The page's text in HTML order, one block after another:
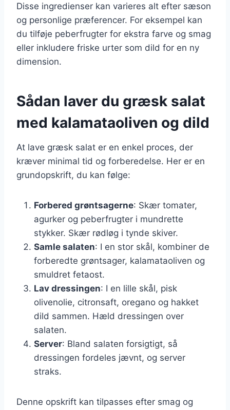
Disse ingredienser kan varieres alt efter sæson
og personlige præferencer. For eksempel kan
du tilføje peberfrugter for ekstra farve og smag
eller inkludere friske urter som dild for en ny
dimension.
Sådan laver du græsk salat
med kalamataoliven og dild
At lave græsk salat er en enkel proces, der
kræver minimal tid og forberedelse. Her er en
grundopskrift, du kan følge:
Forbered grøntsagerne: Skær tomater,
agurker og peberfrugter i mundrette
stykker. Skær rødløg i tynde skiver.
Samle salaten: I en stor skål, kombiner de
forberedte grøntsager, kalamataoliven og
smuldret fetaost.
Lav dressingen: I en lille skål, pisk
olivenolie, citronsaft, oregano og hakket
dild sammen. Hæld dressingen over
salaten.
Server: Bland salaten forsigtigt, så
dressingen fordeles jævnt, og server
straks.
Denne opskrift kan tilpasses efter smag og